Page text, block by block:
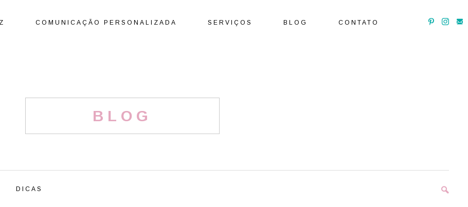
COMUNICAÇÃO PERSONALIZADA SERVIÇOS BLOG CONTATO
BLOG
DICAS